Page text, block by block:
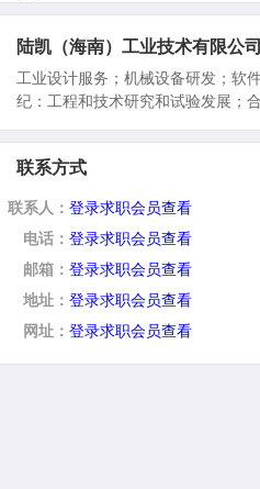
陆凯（海南）工业技术有限公司
工业设计服务；机械设备研发；软
纪：工程和技术研究和试验发展；
联系方式
联系人： 登录求职会员查看
电话： 登录求职会员查看
邮箱： 登录求职会员查看
地址： 登录求职会员查看
网址： 登录求职会员查看